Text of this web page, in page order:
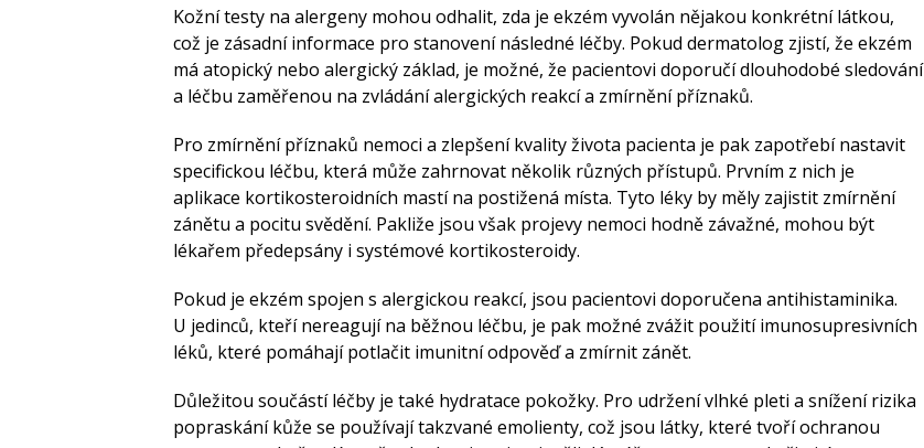
Kožní testy na alergeny mohou odhalit, zda je ekzém vyvolán nějakou konkrétní látkou,
což je zásadní informace pro stanovení následné léčby. Pokud dermatolog zjistí, že ekzém
má atopický nebo alergický základ, je možné, že pacientovi doporučí dlouhodobé sledování
a léčbu zaměřenou na zvládání alergických reakcí a zmírnění příznaků.
Pro zmírnění příznaků nemoci a zlepšení kvality života pacienta je pak zapotřebí nastavit
specifickou léčbu, která může zahrnovat několik různých přístupů. Prvním z nich je
aplikace kortikosteroidních mastí na postižená místa. Tyto léky by měly zajistit zmírnění
zánětu a pocitu svědění. Pakliže jsou však projevy nemoci hodně závažné, mohou být
lékařem předepsány i systémové kortikosteroidy.
Pokud je ekzém spojen s alergickou reakcí, jsou pacientovi doporučena antihistaminika.
U jedinců, kteří nereagují na běžnou léčbu, je pak možné zvážit použití imunosupresivních
léků, které pomáhají potlačit imunitní odpověď a zmírnit zánět.
Důležitou součástí léčby je také hydratace pokožky. Pro udržení vlhké pleti a snížení rizika
popraskání kůže se používají takzvané emolienty, což jsou látky, které tvoří ochranou